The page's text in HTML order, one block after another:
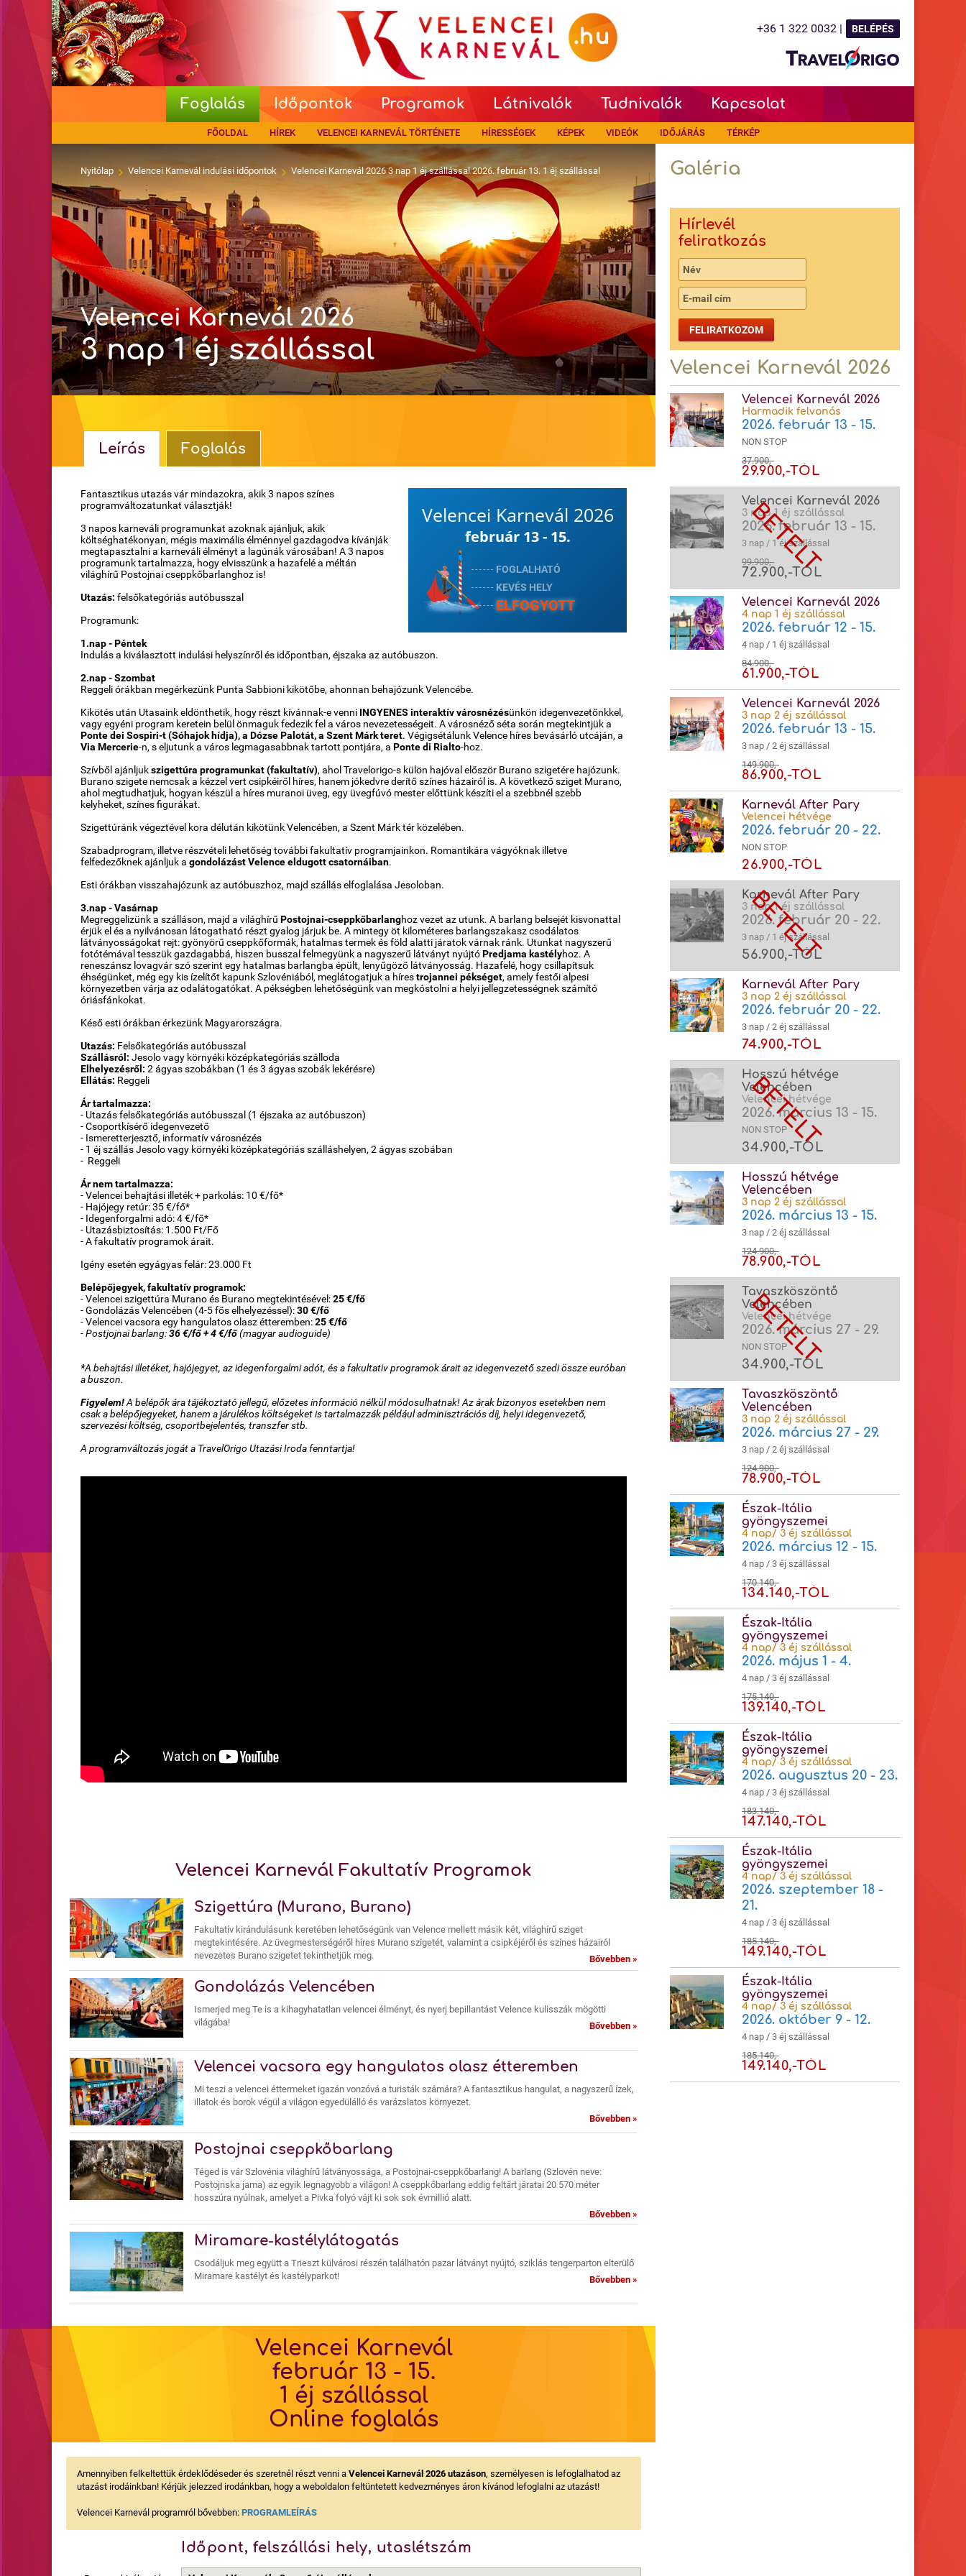
+36 1 322 0032 | BELÉPÉS
Foglalás Időpontok Programok Látnivalók Tudnivalók Kapcsolat
FŐOLDAL HÍREK VELENCEI KARNEVÁL TÖRTÉNETE HÍRESSÉGEK KÉPEK VIDEÓK IDŐJÁRÁS TÉRKÉP
Nyitólap Velencei Karnevál indulási időpontok Velencei Karnevál 2026 3 nap 1 éj szállással 2026. február 13. 1 éj szállással
Velencei Karnevál 2026
3 nap 1 éj szállással
Leírás Foglalás
Velencei Karnevál 2026
február 13 - 15.
FOGLALHATÓ
KEVÉS HELY
ELFOGYOTT
Fantasztikus utazás vár mindazokra, akik 3 napos színes
programváltozatunkat választják!
3 napos karneváli programunkat azoknak ajánljuk, akik
költséghatékonyan, mégis maximális élménnyel gazdagodva kívánják
megtapasztalni a karneváli élményt a lagúnák városában! A 3 napos
programunk tartalmazza, hogy elvisszünk a hazafelé a méltán
világhírű Postojnai cseppkőbarlanghoz is!
Utazás: felsőkategóriás autóbusszal
Programunk:
1.nap - Péntek
Indulás a kiválasztott indulási helyszínről és időpontban, éjszaka az autóbuszon.
2.nap - Szombat
Reggeli órákban megérkezünk Punta Sabbioni kikötőbe, ahonnan behajózunk Velencébe.
Kikötés után Utasaink eldönthetik, hogy részt kívánnak-e venni INGYENES interaktív városnézésünkön idegenvezetőnkkel,
vagy egyéni program keretein belül önmaguk fedezik fel a város nevezetességeit. A városnéző séta során megtekintjük a
Ponte dei Sospiri-t (Sóhajok hídja), a Dózse Palotát, a Szent Márk teret. Végigsétálunk Velence híres bevásárló utcáján, a
Via Mercerie-n, s eljutunk a város legmagasabbnak tartott pontjára, a Ponte di Rialto-hoz.
Szívből ajánljukszigettúra programunkat (fakultatív), ahol Travelorigo-s külön hajóval először Burano szigetére hajózunk.
Burano szigete nemcsak a kézzel vert csipkéiről híres, hanem jókedvre derítő színes házairól is. A következő sziget Murano,
ahol megtudhatjuk, hogyan készül a híres muranoi üveg, egy üvegfúvó mester előttünk készíti el a szebbnél szebb
kelyheket, színes figurákat.
Szigettúránk végeztével kora délután kikötünk Velencében, a Szent Márk tér közelében.
Szabadprogram, illetve részvételi lehetőség további fakultatív programjainkon. Romantikára vágyóknak illetve
felfedezőknek ajánljuk a gondolázást Velence eldugott csatornáiban.
Esti órákban visszahajózunk az autóbuszhoz, majd szállás elfoglalása Jesoloban.
3.nap - Vasárnap
Megreggelizünk a szálláson, majd a világhírű Postojnai-cseppkőbarlanghoz vezet az utunk. A barlang belsejét kisvonattal
érjük el és a nyilvánosan látogatható részt gyalog járjuk be. A mintegy öt kilométeres barlangszakasz csodálatos
látványosságokat rejt: gyönyörű cseppkőformák, hatalmas termek és föld alatti járatok várnak ránk. Utunkat nagyszerű
fotótémával tesszük gazdagabbá, hiszen busszal felmegyünk a nagyszerű látványt nyújtóPredjama kastélyhoz. A
reneszánsz lovagvár szó szerint egy hatalmas barlangba épült, lenyűgöző látványosság. Hazafelé, hogy csillapítsuk
éhségünket, még egy kis ízelítőt kapunk Szlovéniából, meglátogatjuk a hírestrojannei pékséget, amely festői alpesi
környezetben várja az odalátogatókat. A pékségben lehetőségünk van megkóstolni a helyi jellegzetességnek számító
óriásfánkokat.
Késő esti órákban érkezünk Magyarországra.
Utazás: Felsőkategóriás autóbusszal
Szállásról: Jesolo vagy környéki középkategóriás szálloda
Elhelyezésről: 2 ágyas szobákban (1 és 3 ágyas szobák lekérésre)
Ellátás: Reggeli
Ár tartalmazza:
- Utazás felsőkategóriás autóbusszal (1 éjszaka az autóbuszon)
- Csoportkísérő idegenvezető
- Ismeretterjesztő, informatív városnézés
- 1 éj szállás Jesolo vagy környéki középkategóriás szálláshelyen, 2 ágyas szobában
- Reggeli
Ár nem tartalmazza:
- Velencei behajtási illeték + parkolás: 10 €/fő*
- Hajójegy retúr: 35 €/fő*
- Idegenforgalmi adó: 4 €/fő*
- Utazásbiztosítás: 1.500 Ft/Fő
- A fakultatív programok árait.
Igény esetén egyágyas felár: 23.000 Ft
Belépőjegyek, fakultatív programok:
- Velencei szigettúra Murano és Burano megtekintésével:25 €/fő
- Gondolázás Velencében (4-5 fős elhelyezéssel):30 €/fő
- Velencei vacsora egy hangulatos olasz étteremben:25 €/fő
- Postjojnai barlang:36 €/fő + 4 €/fő(magyar audioguide)
*A behajtási illetéket, hajójegyet, az idegenforgalmi adót, és a fakultativ programok árait az idegenvezető szedi össze euróban
a buszon.
Figyelem!A belépők ára tájékoztató jellegű, előzetes információ nélkül módosulhatnak! Az árak bizonyos esetekben nem
csak a belépőjegyeket, hanem a járulékos költségeket is tartalmazzák például adminisztrációs díj, helyi idegenvezető,
szervezési költség, csoportbejelentés, transzfer stb.
A programváltozás jogát a TravelOrigo Utazási Iroda fenntartja!
Velencei Karnevál Fakultatív Programok
Szigettúra (Murano, Burano)
Fakultatív kirándulásunk keretében lehetőségünk van Velence mellett másik két, világhírű sziget
megtekintésére. Az üvegmesterségéről híres Murano szigetét, valamint a csipkéjéről és színes házairól
nevezetes Burano szigetet tekinthetjük meg.
Bővebben »
Gondolázás Velencében
Ismerjed meg Te is a kihagyhatatlan velencei élményt, és nyerj bepillantást Velence kulisszák mögötti
világába!
Bővebben »
Velencei vacsora egy hangulatos olasz étteremben
Mi teszi a velencei éttermeket igazán vonzóvá a turisták számára? A fantasztikus hangulat, a nagyszerű ízek,
illatok és borok végül a világon egyedülálló és varázslatos környezet.
Bővebben »
Postojnai cseppkőbarlang
Téged is vár Szlovénia világhírű látványossága, a Postojnai-cseppkőbarlang! A barlang (Szlovén neve:
Postojnska jama) az egyik legnagyobb a világon! A cseppkőbarlang eddig feltárt járatai 20 570 méter
hosszúra nyúlnak, amelyet a Pivka folyó vájt ki sok sok évmillió alatt.
Bővebben »
Miramare-kastélylátogatás
Csodáljuk meg együtt a Trieszt külvárosi részén találhatón pazar látványt nyújtó, sziklás tengerparton elterülő
Miramare kastélyt és kastélyparkot!
Bővebben »
Velencei Karnevál
február 13 - 15.
1 éj szállással
Online foglalás
Amennyiben felkeltettük érdeklődéseder és szeretnél részt venni a Velencei Karnevál 2026 utazáson, személyesen is lefoglalhatod az
utazást irodáinkban! Kérjük jelezzed irodánkban, hogy a weboldalon feltüntetett kedvezményes áron kívánod lefoglalni az utazást!
Velencei Karnevál programról bővebben: PROGRAMLEÍRÁS
Időpont, felszállási hely, utaslétszám
Galéria
Hírlevél
feliratkozás
FELIRATKOZOM
Velencei Karnevál 2026
Velencei Karnevál 2026
Harmadik felvonás
2026. február 13 - 15.
NON STOP
37.900,-
29.900,-TÓL
Velencei Karnevál 2026
3 nap 1 éj szállással
2026. február 13 - 15.
3 nap / 1 éj szállással
99.900,-
72.900,-TÓL
Velencei Karnevál 2026
4 nap 1 éj szállással
2026. február 12 - 15.
4 nap / 1 éj szállással
84.900,-
61.900,-TÓL
Velencei Karnevál 2026
3 nap 2 éj szállással
2026. február 13 - 15.
3 nap / 2 éj szállással
149.900,-
86.900,-TÓL
Karnevál After Pary
Velencei hétvége
2026. február 20 - 22.
NON STOP
26.900,-TÓL
Karnevál After Pary
3 nap 1 éj szállással
2026. február 20 - 22.
3 nap / 1 éj szállással
56.900,-TÓL
Karnevál After Pary
3 nap 2 éj szállással
2026. február 20 - 22.
3 nap / 2 éj szállással
74.900,-TÓL
Hosszú hétvége
Velencében
Velencei hétvége
2026. március 13 - 15.
NON STOP
34.900,-TÓL
Hosszú hétvége
Velencében
3 nap 2 éj szállással
2026. március 13 - 15.
3 nap / 2 éj szállással
124.900,-
78.900,-TÓL
Tavaszköszöntő
Velencében
Velencei hétvége
2026. március 27 - 29.
NON STOP
34.900,-TÓL
Tavaszköszöntő
Velencében
3 nap 2 éj szállással
2026. március 27 - 29.
3 nap / 2 éj szállással
124.900,-
78.900,-TÓL
Észak-Itália
gyöngyszemei
4 nap/ 3 éj szállással
2026. március 12 - 15.
4 nap / 3 éj szállással
170.140,-
134.140,-TÓL
Észak-Itália
gyöngyszemei
4 nap/ 3 éj szállással
2026. május 1 - 4.
4 nap / 3 éj szállással
175.140,-
139.140,-TÓL
Észak-Itália
gyöngyszemei
4 nap/ 3 éj szállással
2026. augusztus 20 - 23.
4 nap / 3 éj szállással
183.140,-
147.140,-TÓL
Észak-Itália
gyöngyszemei
4 nap/ 3 éj szállással
2026. szeptember 18 -
21.
4 nap / 3 éj szállással
185.140,-
149.140,-TÓL
Észak-Itália
gyöngyszemei
4 nap/ 3 éj szállással
2026. október 9 - 12.
4 nap / 3 éj szállással
185.140,-
149.140,-TÓL